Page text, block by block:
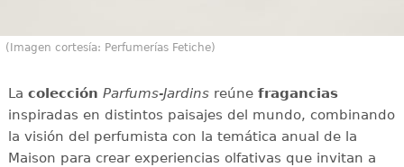
(Imagen cortesía: Perfumerías Fetiche)
La colección Parfums-Jardinsreúne fragancias
inspiradas en distintos paisajes del mundo, combinando
la visión del perfumista con la temática anual de la
Maison para crear experiencias olfativas que invitan a